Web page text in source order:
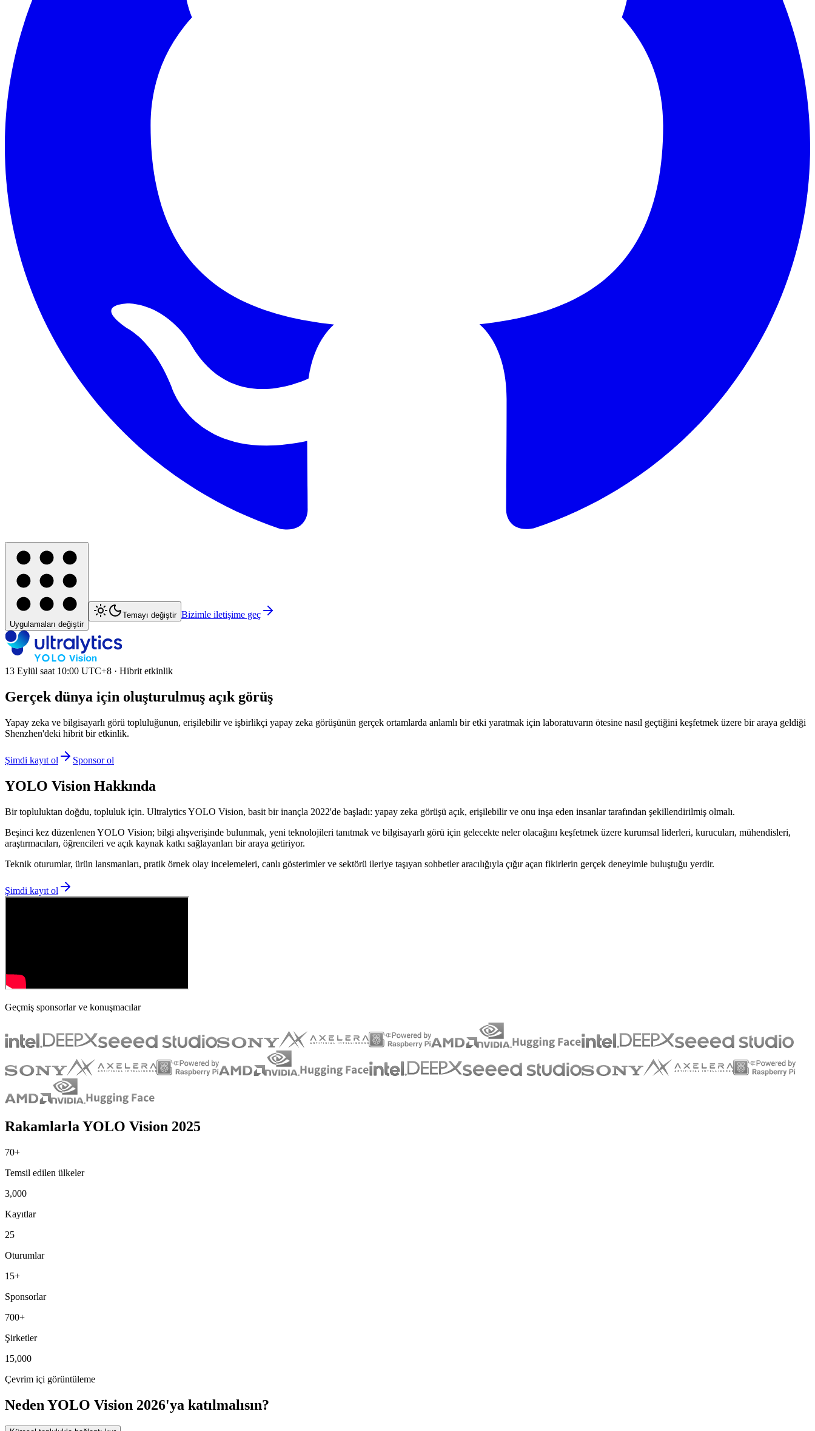
Uygulamaları değiştir
Temayı değiştir Bizimle iletişime geç
13 Eylül saat 10:00 UTC+8 · Hibrit etkinlik
Gerçek dünya için oluşturulmuş açık görüş
Yapay zeka ve bilgisayarlı görü topluluğunun, erişilebilir ve işbirlikçi yapay zeka görüşünün gerçek ortamlarda anlamlı bir etki yaratmak için laboratuvarın ötesine nasıl geçtiğini keşfetmek üzere bir araya geldiği
Shenzhen'deki hibrit bir etkinlik.
Şimdi kayıt ol Sponsor ol
YOLO Vision Hakkında
Bir topluluktan doğdu, topluluk için. Ultralytics YOLO Vision, basit bir inançla 2022'de başladı: yapay zeka görüşü açık, erişilebilir ve onu inşa eden insanlar tarafından şekillendirilmiş olmalı.
Beşinci kez düzenlenen YOLO Vision; bilgi alışverişinde bulunmak, yeni teknolojileri tanıtmak ve bilgisayarlı görü için gelecekte neler olacağını keşfetmek üzere kurumsal liderleri, kurucuları, mühendisleri,
araştırmacıları, öğrencileri ve açık kaynak katkı sağlayanları bir araya getiriyor.
Teknik oturumlar, ürün lansmanları, pratik örnek olay incelemeleri, canlı gösterimler ve sektörü ileriye taşıyan sohbetler aracılığıyla çığır açan fikirlerin gerçek deneyimle buluştuğu yerdir.
Şimdi kayıt ol
Geçmiş sponsorlar ve konuşmacılar
Rakamlarla YOLO Vision 2025
70+
Temsil edilen ülkeler
3,000
Kayıtlar
25
Oturumlar
15+
Sponsorlar
700+
Şirketler
15,000
Çevrim içi görüntüleme
Neden YOLO Vision 2026'ya katılmalısın?